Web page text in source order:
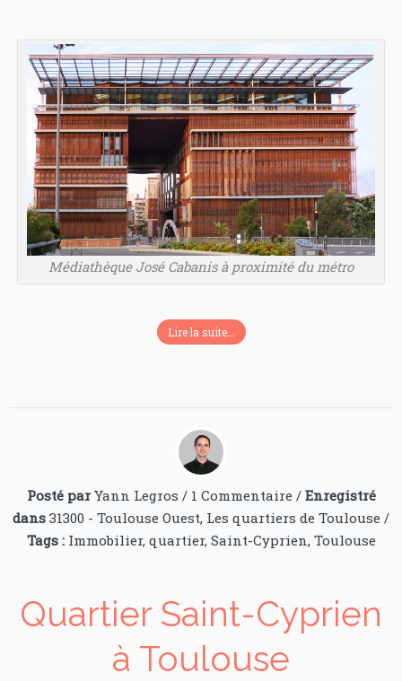
Médiathèque José Cabanis à proximité du métro
Lire la suite...
Posté par Yann Legros / 1 Commentaire / Enregistré
dans 31300 - Toulouse Ouest, Les quartiers de Toulouse /
Tags : Immobilier, quartier, Saint-Cyprien, Toulouse
Quartier Saint-Cyprien
à Toulouse